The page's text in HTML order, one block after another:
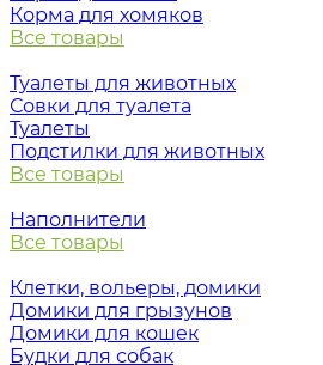
Корма для хомяков
Все товары
Туалеты для животных
Совки для туалета
Туалеты
Подстилки для животных
Все товары
Наполнители
Все товары
Клетки, вольеры, домики
Домики для грызунов
Домики для кошек
Будки для собак